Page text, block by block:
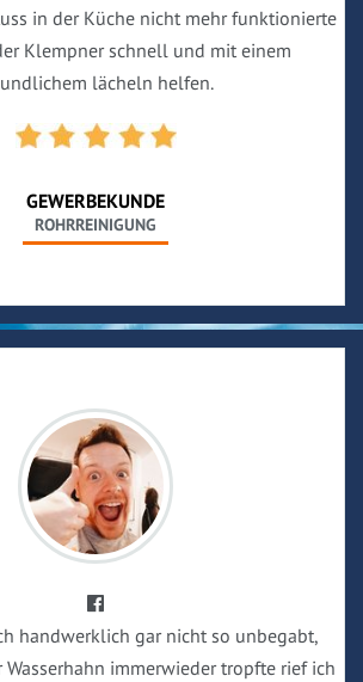
in der Küche nicht mehr funktionierte
Klempner schnell und mit einem
lächeln helfen.
GEWERBEKUNDE
ROHRREINIGUNG
handwerklich gar nicht so unbegabt,
Wasserhahn immerwieder tropfte rief ich